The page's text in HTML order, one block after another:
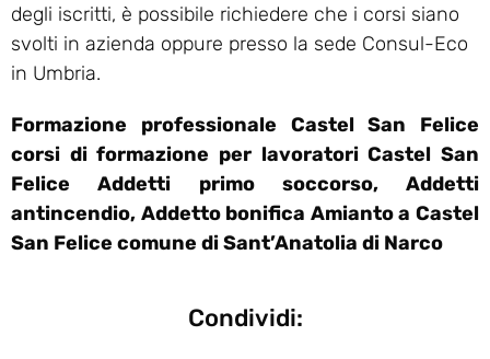
degli iscritti, è possibile richiedere che i corsi siano
svolti in azienda oppure presso la sede Consul-Eco
in Umbria.
Formazione professionale Castel San Felice
corsi di formazione per lavoratori Castel San
Felice Addetti primo soccorso, Addetti
antincendio, Addetto bonifica Amianto a Castel
San Felice comune di Sant’Anatolia di Narco
Condividi: